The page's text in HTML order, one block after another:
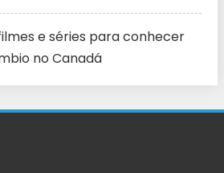
e séries para conhecer
no Canadá